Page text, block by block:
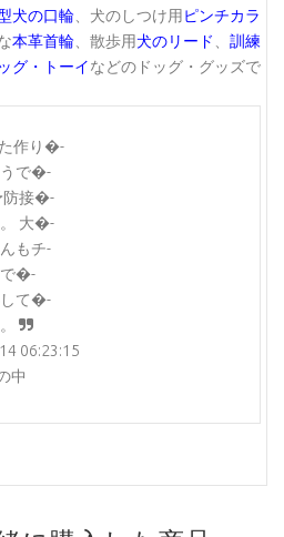
犬の口輪 、犬のしつけ用ピンチカラ
本革首輪 、散歩用犬のリード
訓練
グ・トーイなどのドッグ・グッズで
作り�-
で�-
防接�-
大�-
もチ-
で�-
て�-
06:23:15
中